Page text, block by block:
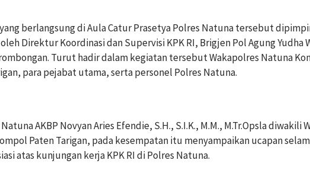
berlangsung di Aula Catur Prasetya Polres Natuna tersebut
Direktur Koordinasi dan Supervisi KPK RI, Brigjen Pol Agung Yudha
Turut hadir dalam kegiatan tersebut Wakapolres Natuna
para pejabat utama, serta personel Polres Natuna.
AKBP Novyan Aries Efendie, S.H., S.I.K., M.M., M.Tr.Opsla diwakili
Paten Tarigan, pada kesempatan itu menyampaikan ucapan
atas kunjungan kerja KPK RI di Polres Natuna.